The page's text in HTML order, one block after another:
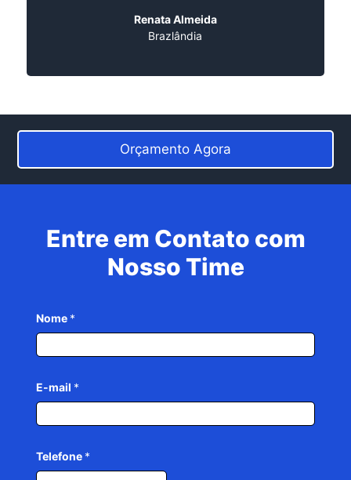
Renata Almeida
Brazlândia
Orçamento Agora
Entre em Contato com
Nosso Time
Nome *
E-mail *
Telefone *